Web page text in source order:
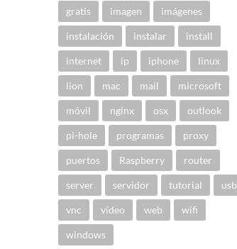
gratis imagen imágenes
instalación instalar install
internet ip iphone linux
lion mac mail microsoft
móvil nginx osx outlook
pi-hole programas proxy
puertos Raspberry router
server servidor tutorial usb
vnc vídeo web wifi
windows